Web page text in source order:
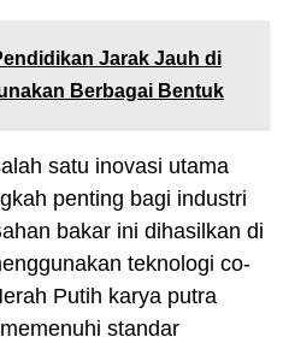
Jarak Jauh di
Berbagai Bentuk
satu inovasi utama
penting bagi industri
bakar ini dihasilkan di
teknologi co-
Putih karya putra
standar